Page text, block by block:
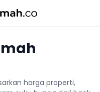
harga properti,